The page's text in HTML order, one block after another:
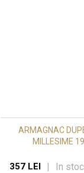
ARMAGNAC
MILLESIME
357 LEI | In stoc